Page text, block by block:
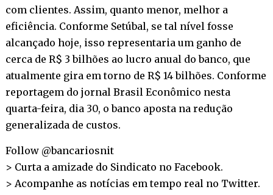
com clientes. Assim, quanto menor, melhor a
eficiência. Conforme Setúbal, se tal nível fosse
alcançado hoje, isso representaria um ganho de
cerca de R$ 3 bilhões ao lucro anual do banco, que
atualmente gira em torno de R$ 14 bilhões. Conforme
reportagem do jornal Brasil Econômico nesta
quarta-feira, dia 30, o banco aposta na redução
generalizada de custos.
Follow @bancariosnit
> Curta a amizade do Sindicato no Facebook.
> Acompanhe as notícias em tempo real no Twitter.